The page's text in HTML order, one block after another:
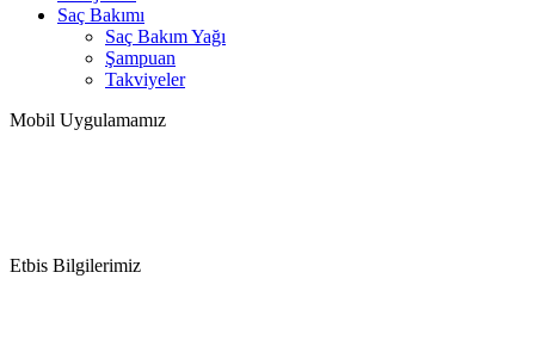
Saç Bakımı
Saç Bakım Yağı
Şampuan
Takviyeler
Mobil Uygulamamız
Etbis Bilgilerimiz